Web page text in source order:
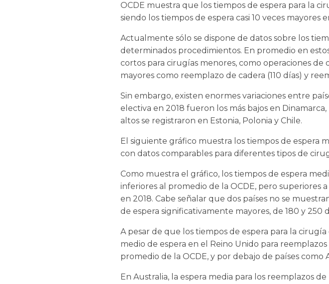
OCDE muestra que los tiempos de espera para la
siendo los tiempos de espera casi 10 veces mayores
Actualmente sólo se dispone de datos sobre los
determinados procedimientos. En promedio en
cortos para cirugías menores, como operaciones de
mayores como reemplazo de cadera (110 días) y
Sin embargo, existen enormes variaciones entre
electiva en 2018 fueron los más bajos en
altos se registraron en Estonia, Polonia y Chile.
El siguiente gráfico muestra los tiempos de espera
con datos comparables para diferentes tipos de
Como muestra el gráfico, los tiempos de espera
inferiores al promedio de la OCDE, pero superiores
en 2018. Cabe señalar que dos países no se
de espera significativamente mayores, de 180 y 250
A pesar de que los tiempos de espera para la
medio de espera en el Reino Unido para
promedio de la OCDE, y por debajo de países como
En Australia, la espera media para los reemplazos